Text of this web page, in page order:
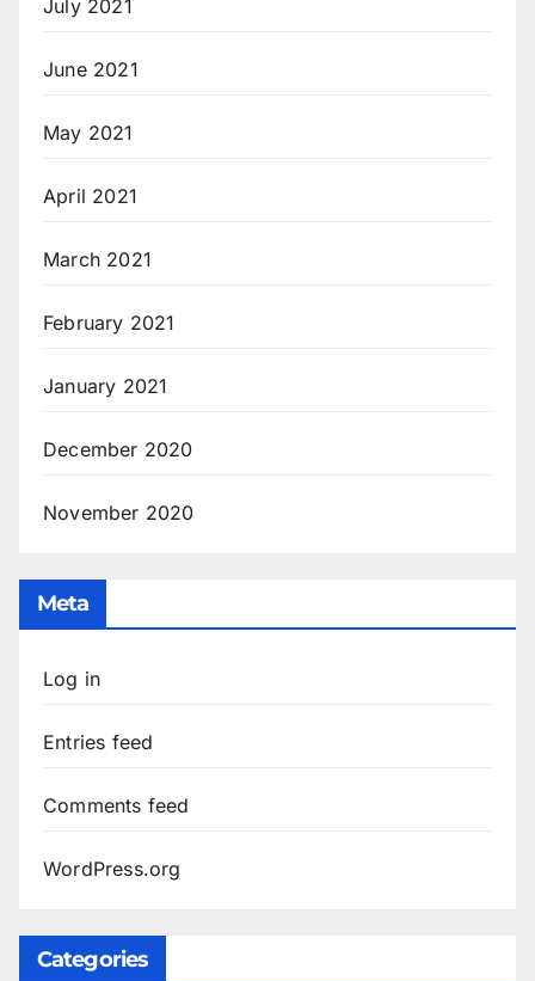
July 2021
June 2021
May 2021
April 2021
March 2021
February 2021
January 2021
December 2020
November 2020
Meta
Log in
Entries feed
Comments feed
WordPress.org
Categories